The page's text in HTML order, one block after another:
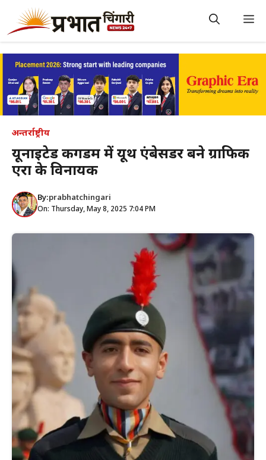
content
अन्तर्राष्ट्रीय
यूनाइटेड किंगडम में यूथ एंबेसडर बने ग्राफिक
एरा के विनायक
By:prabhatchingari
On: Thursday, May 8, 2025 7:04 PM